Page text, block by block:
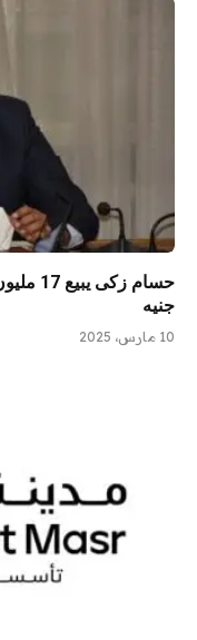
جنيه
10 مارس، 2025